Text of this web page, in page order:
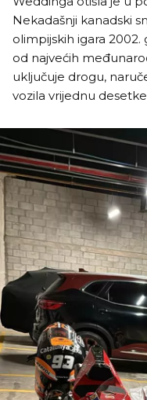
Nekadašnji kanadski
olimpijskih igara
od najvećih
uključuje drogu,
vozila vrijednu